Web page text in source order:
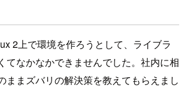
2上で環境を作ろうとして、ライブラ
てなかなかできませんでした。社内に相
ままズバリの解決策を教えてもらえまし